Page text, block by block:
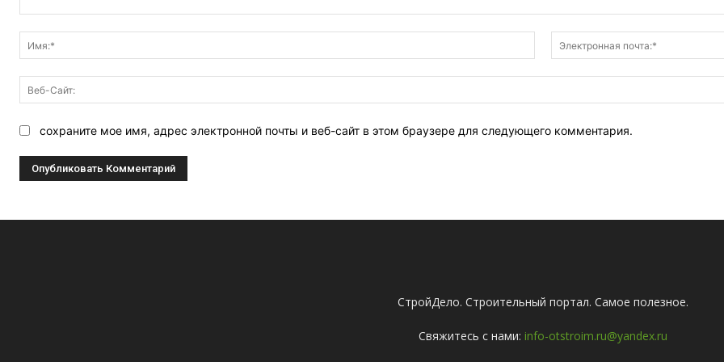
Имя:*
сохраните мое имя, адрес электронной почты и веб-сайт в этом браузере для следующего комментария.
СтройДело. Строительный портал. Самое полезное.
Свяжитесь с нами: info-otstroim.ru@yandex.ru